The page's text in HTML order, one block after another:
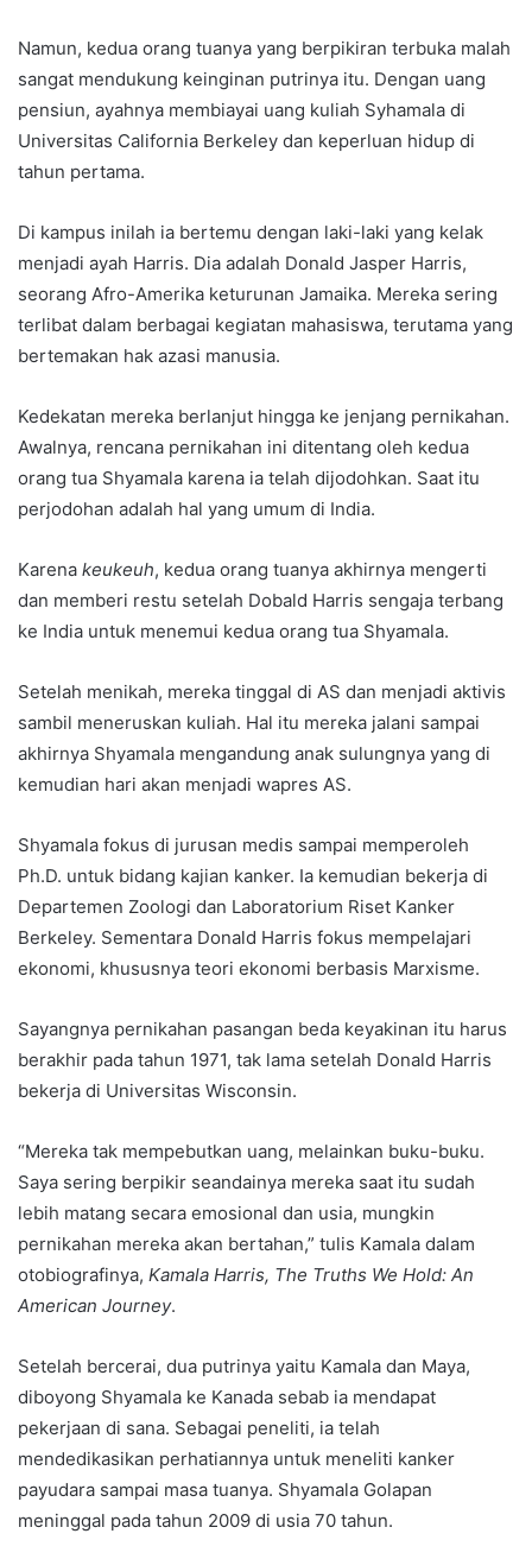
Namun, kedua orang tuanya yang berpikiran terbuka malah
sangat mendukung keinginan putrinya itu. Dengan uang
pensiun, ayahnya membiayai uang kuliah Syhamala di
Universitas California Berkeley dan keperluan hidup di
tahun pertama.
Di kampus inilah ia bertemu dengan laki-laki yang kelak
menjadi ayah Harris. Dia adalah Donald Jasper Harris,
seorang Afro-Amerika keturunan Jamaika. Mereka sering
terlibat dalam berbagai kegiatan mahasiswa, terutama yang
bertemakan hak azasi manusia.
Kedekatan mereka berlanjut hingga ke jenjang pernikahan.
Awalnya, rencana pernikahan ini ditentang oleh kedua
orang tua Shyamala karena ia telah dijodohkan. Saat itu
perjodohan adalah hal yang umum di India.
Karena keukeuh, kedua orang tuanya akhirnya mengerti
dan memberi restu setelah Dobald Harris sengaja terbang
ke India untuk menemui kedua orang tua Shyamala.
Setelah menikah, mereka tinggal di AS dan menjadi aktivis
sambil meneruskan kuliah. Hal itu mereka jalani sampai
akhirnya Shyamala mengandung anak sulungnya yang di
kemudian hari akan menjadi wapres AS.
Shyamala fokus di jurusan medis sampai memperoleh
Ph.D. untuk bidang kajian kanker. Ia kemudian bekerja di
Departemen Zoologi dan Laboratorium Riset Kanker
Berkeley. Sementara Donald Harris fokus mempelajari
ekonomi, khususnya teori ekonomi berbasis Marxisme.
Sayangnya pernikahan pasangan beda keyakinan itu harus
berakhir pada tahun 1971, tak lama setelah Donald Harris
bekerja di Universitas Wisconsin.
“Mereka tak mempebutkan uang, melainkan buku-buku.
Saya sering berpikir seandainya mereka saat itu sudah
lebih matang secara emosional dan usia, mungkin
pernikahan mereka akan bertahan,” tulis Kamala dalam
otobiografinya, Kamala Harris, The Truths We Hold: An
American Journey.
Setelah bercerai, dua putrinya yaitu Kamala dan Maya,
diboyong Shyamala ke Kanada sebab ia mendapat
pekerjaan di sana. Sebagai peneliti, ia telah
mendedikasikan perhatiannya untuk meneliti kanker
payudara sampai masa tuanya. Shyamala Golapan
meninggal pada tahun 2009 di usia 70 tahun.